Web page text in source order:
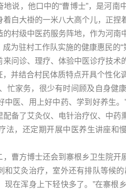
说，他口中的“曹博士”，是河
白大褂的一米八大高个儿，正
的村级中医药服务阵地，作为河
为驻村工作队实施的健康惠民的“
问诊、理疗、体验中医诊疗技
并结合村民体质特点开具个性化
忙家务，很少有时间顾及自身健
中医、用上好中药、学到好养生
备了艾灸仪、电针治疗仪、中
法，还定期开展中医养生讲座和
，曹方博士还会到寨根乡卫生院
和艾灸治疗，室外还有排队等候
现在浑身上下轻快多了。”在寨根